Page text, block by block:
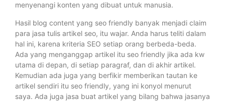
menyenangi konten yang dibuat untuk manusia.
Hasil blog content yang seo friendly banyak menjadi claim
para jasa tulis artikel seo, itu wajar. Anda harus teliti dalam
hal ini, karena kriteria SEO setiap orang berbeda-beda.
Ada yang menganggap artikel itu seo friendly jika ada kw
utama di depan, di setiap paragraf, dan di akhir artikel.
Kemudian ada juga yang berfikir memberikan tautan ke
artikel sendiri itu seo friendly, yang ini konyol menurut
saya. Ada juga jasa buat artikel yang bilang bahwa jasanya